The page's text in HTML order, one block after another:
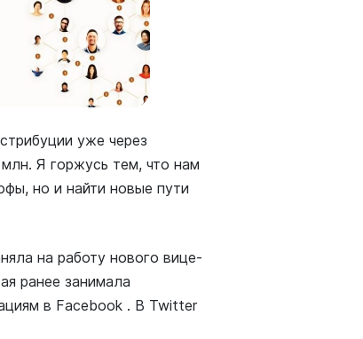
уже через
Я горжусь тем, что нам
но и найти новые пути
на работу нового вице-
ранее занимала
в Facebook . В Twitter